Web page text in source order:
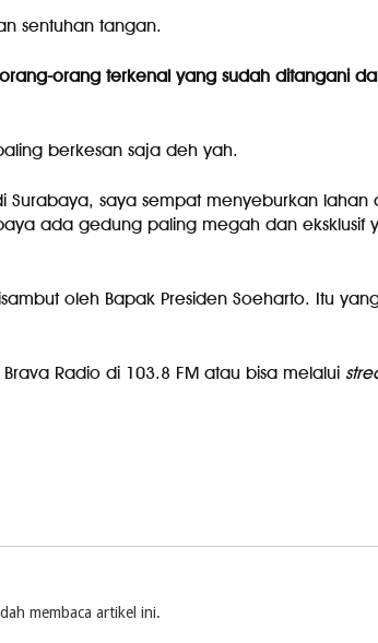
sentuhan tangan.
orang terkenal yang sudah ditangani
berkesan saja deh yah.
Surabaya, saya sempat menyeburkan lahan
ada gedung paling megah dan eksklusif
oleh Bapak Presiden Soeharto. Itu
Radio di 103.8 FM atau bisa melalui
membaca artikel ini.